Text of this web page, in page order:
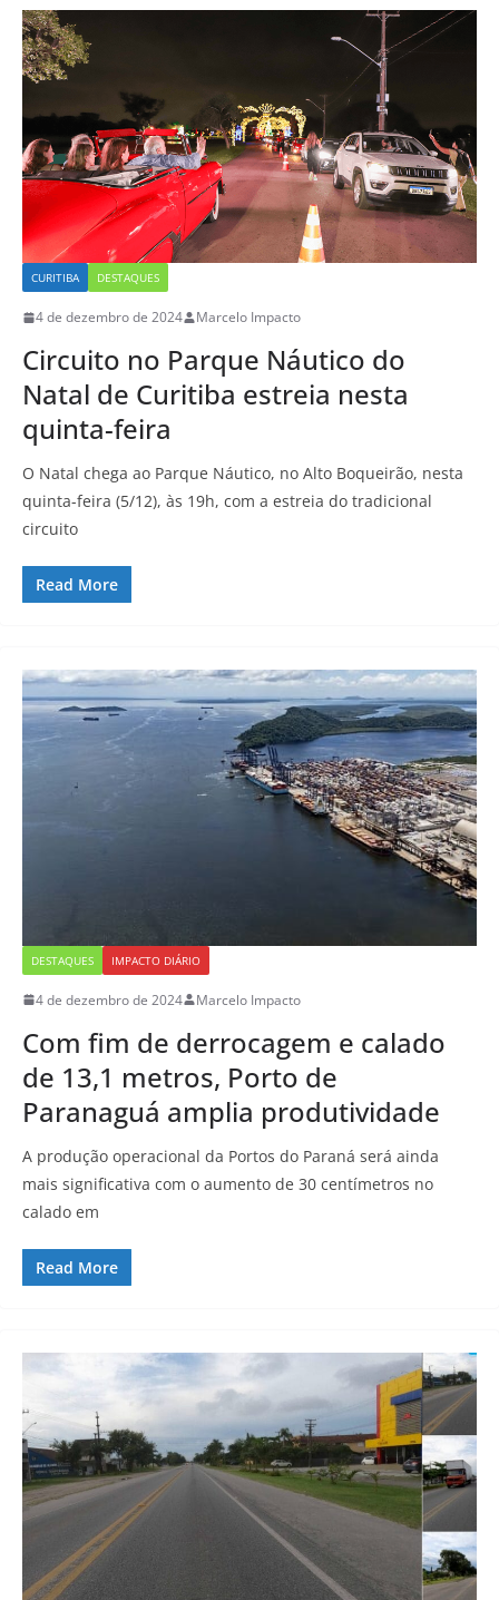
CURITIBA DESTAQUES
4 de dezembro de 2024 Marcelo Impacto
Circuito no Parque Náutico do
Natal de Curitiba estreia nesta
quinta-feira
O Natal chega ao Parque Náutico, no Alto Boqueirão, nesta
quinta-feira (5/12), às 19h, com a estreia do tradicional
circuito
Read More
DESTAQUES IMPACTO DIÁRIO
4 de dezembro de 2024 Marcelo Impacto
Com fim de derrocagem e calado
de 13,1 metros, Porto de
Paranaguá amplia produtividade
A produção operacional da Portos do Paraná será ainda
mais significativa com o aumento de 30 centímetros no
calado em
Read More